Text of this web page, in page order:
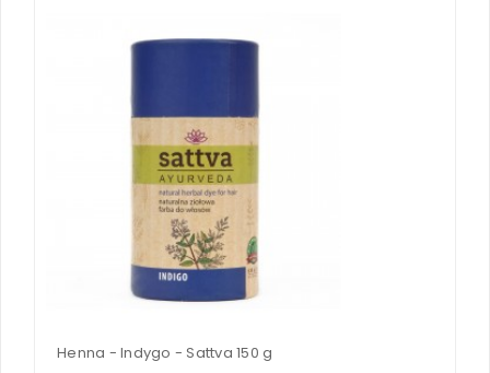
Henna - Indygo - Sattva 150 g